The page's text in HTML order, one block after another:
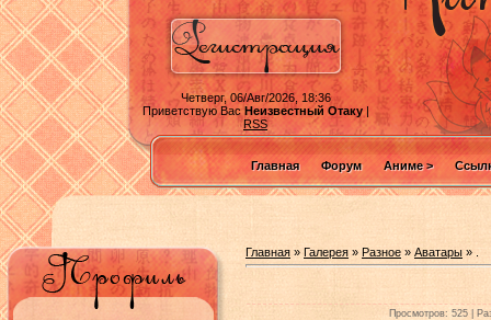
Четверг, 06/Авг/2026, 18:36
Приветствую ВасНеизвестный Отаку|
RSS
Главная Форум Аниме >
Главная » Галерея » Разное » Аватары » .
Просмотров: 525 |